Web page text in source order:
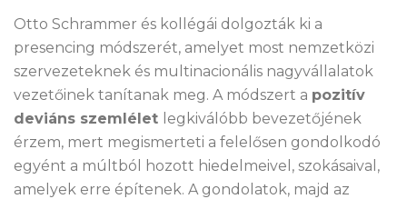
Otto Schrammer és kollégái dolgozták ki a
presencing módszerét, amelyet most nemzetközi
szervezeteknek és multinacionális nagyvállalatok
vezetőinek tanítanak meg. A módszert a pozitív
deviáns szemlélet legkiválóbb bevezetőjének
érzem, mert megismerteti a felelősen gondolkodó
egyént a múltból hozott hiedelmeivel, szokásaival,
amelyek erre építenek. A gondolatok, majd az